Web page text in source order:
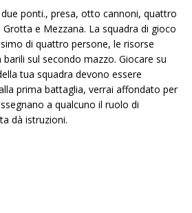
ponti., presa, otto cannoni, quattro
e Mezzana. La squadra di gioco
di quattro persone, le risorse
sul secondo mazzo. Giocare su
tua squadra devono essere
prima battaglia, verrai affondato per
a qualcuno il ruolo di
dà istruzioni.